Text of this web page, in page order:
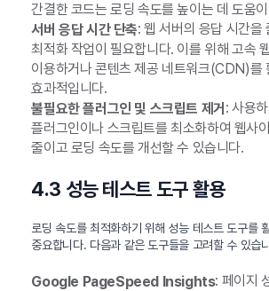
간결한 코드는 로딩 속도를 높이는 데 도움
서버 응답 시간 단축: 웹 서버의 응답 시간을
최적화 작업이 필요합니다. 이를 위해 고속
이용하거나 콘텐츠 제공 네트워크(CDN)를
효과적입니다.
불필요한 플러그인 및 스크립트 제거 : 사용
플러그인이나 스크립트를 최소화하여 웹사
줄이고 로딩 속도를 개선할 수 있습니다.
4.3 성능 테스트 도구 활용
로딩 속도를 최적화하기 위해 성능 테스트 도구를
중요합니다. 다음과 같은 도구들을 고려할 수 있습
Google PageSpeed Insights: 페이지